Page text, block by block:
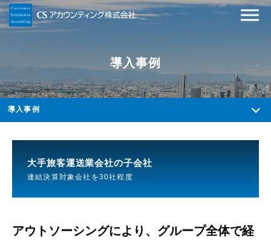
導入事例
導入事例
大手旅客運送業会社の子会社
連結決算対象会社を30社程度
アウトソーシングにより、グループ全体で経